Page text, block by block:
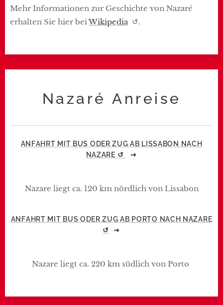
Mehr Informationen zur Geschichte von Nazaré
erhalten Sie hier beiWikipedia ↺.
Nazaré Anreise
ANFAHRT MIT BUS ODER ZUG AB LISSABON NACH
NAZARE ↺
Nazare liegt ca. 120 km nördlich von Lissabon
ANFAHRT MIT BUS ODER ZUG AB PORTO NACH NAZARE
↺
Nazare liegt ca. 220 km südlich von Porto